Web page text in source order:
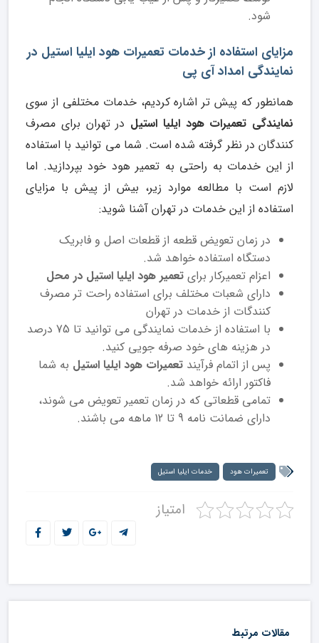
شود.
مزایای استفاده از خدمات تعمیرات هود ایلیا استیل در
نمایندگی امداد آی پی
همانطور که پیش تر اشاره کردیم، خدمات مختلفی از سوی
نمایندگی تعمیرات هود ایلیا استیل در تهران برای مصرف
کنندگان در نظر گرفته شده است. شما می توانید با استفاده
از این خدمات به راحتی به تعمیر هود خود بپردازید. اما
لازم است با مطالعه موارد زیر، بیش از پیش با مزایای
استفاده از این خدمات در تهران آشنا شوید:
در زمان تعویض قطعه از قطعات اصل و فابریک
دستگاه استفاده خواهد شد.
اعزام تعمیرکار برای تعمیر هود ایلیا استیل در محل
دارای شعبات مختلف برای استفاده راحت تر مصرف
کنندگات از خدمات در تهران
با استفاده از خدمات نمایندگی می توانید تا 75 درصد
در هزینه های خود صرفه جویی کنید.
پس از اتمام فرآیند تعمیرات هود ایلیا استیل به شما
فاکتور ارائه خواهد شد.
تمامی قطعاتی که در زمان تعمیر تعویض می شوند،
دارای ضمانت نامه 9 تا 12 ماهه می باشند.
تعمیرات هود خدمات ایلیا استیل
امتیاز
مقالات مرتبط